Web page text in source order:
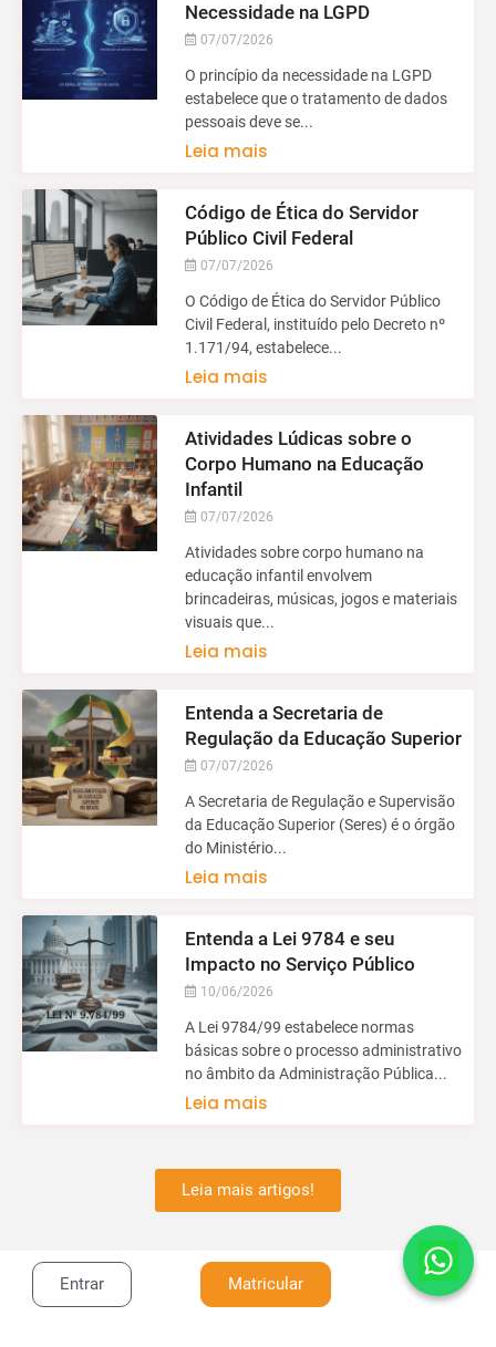
Necessidade na LGPD
07/07/2026
O princípio da necessidade na LGPD
estabelece que o tratamento de dados
pessoais deve se...
Leia mais
Código de Ética do Servidor
Público Civil Federal
07/07/2026
O Código de Ética do Servidor Público
Civil Federal, instituído pelo Decreto nº
1.171/94, estabelece...
Leia mais
Atividades Lúdicas sobre o
Corpo Humano na Educação
Infantil
07/07/2026
Atividades sobre corpo humano na
educação infantil envolvem
brincadeiras, músicas, jogos e materiais
visuais que...
Leia mais
Entenda a Secretaria de
Regulação da Educação Superior
07/07/2026
A Secretaria de Regulação e Supervisão
da Educação Superior (Seres) é o órgão
do Ministério...
Leia mais
Entenda a Lei 9784 e seu
Impacto no Serviço Público
10/06/2026
A Lei 9784/99 estabelece normas
básicas sobre o processo administrativo
no âmbito da Administração Pública...
Leia mais
Leia mais artigos!
Entrar Matricular